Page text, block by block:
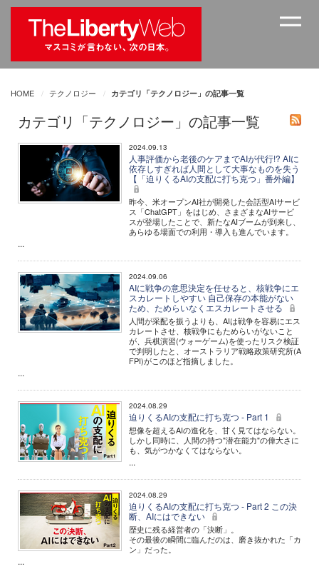
HOME テクノロジー カテゴリ「テクノロジー」の記事一覧
カテゴリ「テクノロジー」の記事一覧
2024.09.13
人事評価から老後のケアまでAIが代行!? AIに
依存しすぎれば人間として大事なものを失う
【「迫りくるAIの支配に打ち克つ」番外編】
昨今、米オープンAI社が開発した会話型AIサービ
ス「ChatGPT」をはじめ、さまざまなAIサービ
スが登場したことで、新たなAIブームが到来し、
あらゆる場面での利用・導入も進んでいます。
...
2024.09.06
AIに戦争の意思決定を任せると、核戦争にエ
スカレートしやすい 自己保存の本能がない
ため、ためらいなくエスカレートさせる
人間が采配を振うよりも、AIは戦争を容易にエス
カレートさせ、核戦争にもためらいがないこと
が、兵棋演習(ウォーゲーム)を使ったリスク検証
で判明したと、オーストラリア戦略政策研究所(A
FPI)がこのほど指摘しました。
...
2024.08.29
迫りくるAIの支配に打ち克つ - Part 1
想像を超えるAIの進化を、甘く見てはならない。
しかし同時に、人間の持つ"潜在能力"の偉大さに
も、気がつかなくてはならない。
...
2024.08.29
迫りくるAIの支配に打ち克つ - Part 2 この決
断、AIにはできない
歴史に残る経営者の「決断」。
その最後の瞬間に臨んだのは、磨き抜かれた「カ
ン」だった。
...